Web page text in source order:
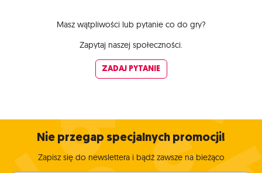
Masz wątpliwości lub pytanie co do gry?
Zapytaj naszej społeczności.
ZADAJ PYTANIE
Nie przegap specjalnych promocji!
Zapisz się do newslettera i bądź zawsze na bieżąco